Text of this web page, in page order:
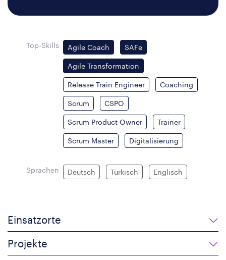
Top-Skills Agile Coach SAFe
Agile Transformation
Release Train Engineer Coaching
Scrum CSPO
Scrum Product Owner Trainer
Scrum Master Digitalisierung
Sprachen Deutsch Türkisch Englisch
Einsatzorte
Projekte